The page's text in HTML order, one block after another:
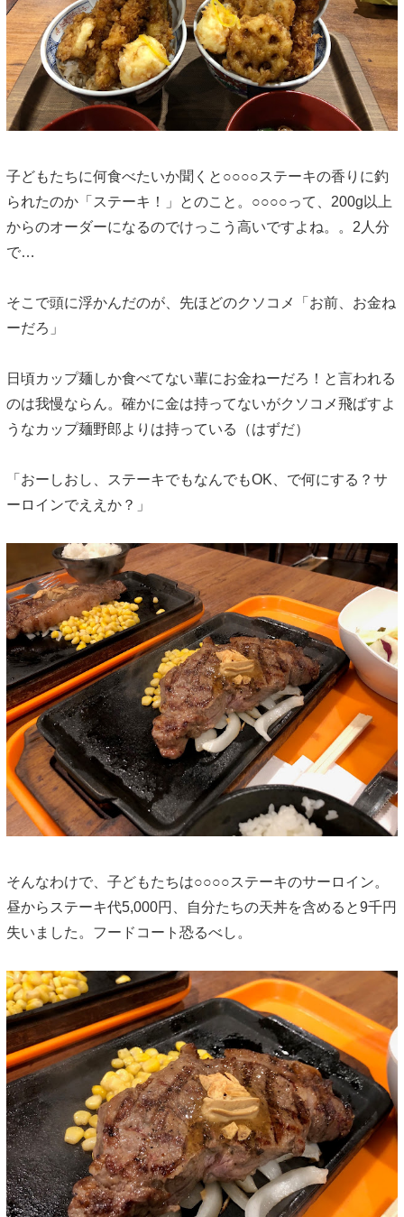
子どもたちに何食べたいか聞くと○○○○ステーキの香りに釣
られたのか「ステーキ！」とのこと。○○○○って、200g以上
からのオーダーになるのでけっこう高いですよね。。2人分
で…
そこで頭に浮かんだのが、先ほどのクソコメ「お前、お金ね
ーだろ」
日頃カップ麺しか食べてない輩にお金ねーだろ！と言われる
のは我慢ならん。確かに金は持ってないがクソコメ飛ばすよ
うなカップ麺野郎よりは持っている（はずだ）
「おーしおし、ステーキでもなんでもOK、で何にする？サ
ーロインでええか？」
そんなわけで、子どもたちは○○○○ステーキのサーロイン。
昼からステーキ代5,000円、自分たちの天丼を含めると9千円
失いました。フードコート恐るべし。